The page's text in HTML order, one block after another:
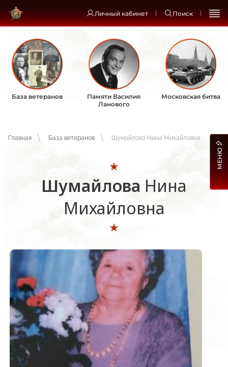
Личный кабинет Поиск
База ветеранов
Памяти Василия
Ланового
Московская битва
Главная База ветеранов Шумайлова Нина Михайловна
Шумайлова Нина
Михайловна
МЕНЮ